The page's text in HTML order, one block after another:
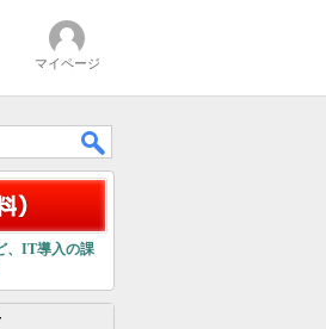
マイページ
、IT導入の課